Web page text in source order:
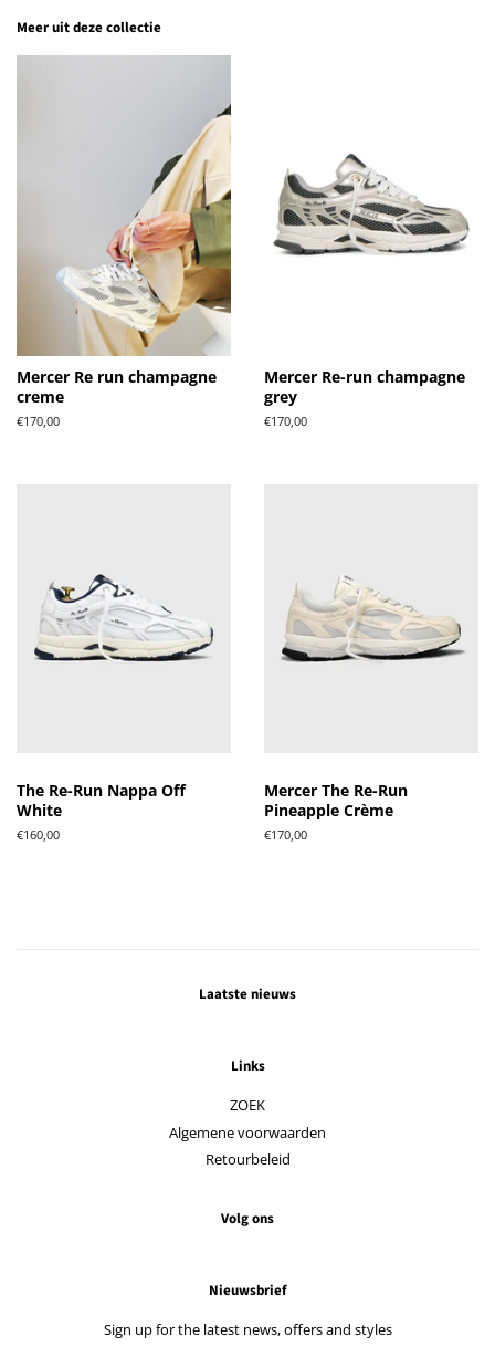
Meer uit deze collectie
Mercer Re run champagne
creme
Normale
€170,00
Mercer Re-run champagne
grey
Normale
€170,00
The Re-Run Nappa Off
White
Normale
€160,00
Mercer The Re-Run
Pineapple Crème
Normale
€170,00
Laatste nieuws
Links
ZOEK
Algemene voorwaarden
Retourbeleid
Volg ons
Nieuwsbrief
Sign up for the latest news, offers and styles